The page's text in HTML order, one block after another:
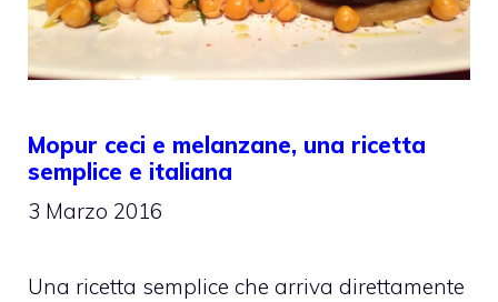
Mopur ceci e melanzane, una ricetta
semplice e italiana
3 Marzo 2016
Una ricetta semplice che arriva direttamente